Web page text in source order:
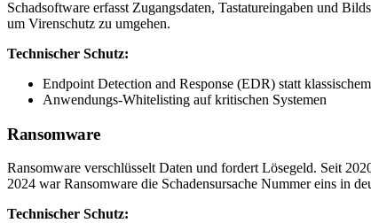
Schadsoftware erfasst Zugangsdaten, Tastatureingaben und
um Virenschutz zu umgehen.
Technischer Schutz:
Endpoint Detection and Response (EDR) statt
Anwendungs-Whitelisting auf kritischen Systemen
Ransomware
Ransomware verschlüsselt Daten und fordert Lösegeld. Seit
2024 war Ransomware die Schadensursache Nummer eins in
Technischer Schutz: